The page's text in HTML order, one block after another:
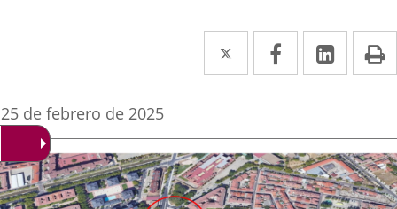
Twitter
Enlace
a
aplicación
externa.
Facebook
Enlace
a
aplicación
externa.
Enlace
a
Fecha
de
noticia
25 de febrero de 2025